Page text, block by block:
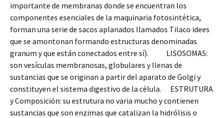
importante de membranas donde se encuentran los
componentes esenciales de la maquinaria fotosintética,
forman una serie de sacos aplanados llamados Tilaco idees
que se amontonan formando estructuras denominadas
granum y que están conectados entre sí). LISOSOMAS:
son vesículas membranosas, globulares y llenas de
sustancias que se originan a partir del aparato de Golgi y
constituyen el sistema digestivo de la célula. ESTRUTURA
y Composición: su estrutura no varia mucho y contienen
sustancias que son enzimas que catalizan la hidrólisis o